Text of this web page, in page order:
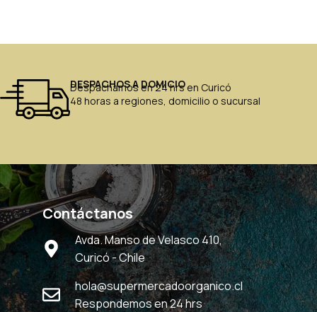
DESPACHOS A DOMICIO
Despachamos en 24 hrs en Curicó
48 horas a regiones, domicilio o sucursal
Contáctanos
Avda. Manso de Velasco 410,
Curicó - Chile
hola@supermercadoorganico.cl
Respondemos en 24 hrs